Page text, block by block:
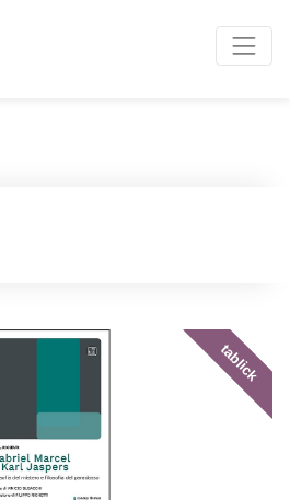
tablick